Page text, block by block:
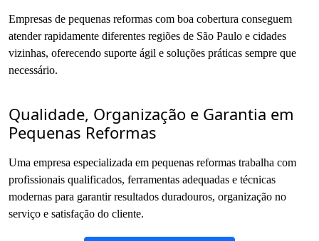
Empresas de pequenas reformas com boa cobertura conseguem
atender rapidamente diferentes regiões de São Paulo e cidades
vizinhas, oferecendo suporte ágil e soluções práticas sempre que
necessário.
Qualidade, Organização e Garantia em
Pequenas Reformas
Uma empresa especializada em pequenas reformas trabalha com
profissionais qualificados, ferramentas adequadas e técnicas
modernas para garantir resultados duradouros, organização no
serviço e satisfação do cliente.